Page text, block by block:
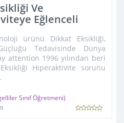
Ve
Eğlenceli
ürünü Dikkat Eksikliği,
Tedavisinde Dünya
attention 1996 yılından beri
Hiperaktivite sorunu
Sınıf Öğretmeni)